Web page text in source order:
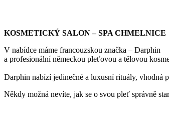
KOSMETICKÝ SALON – SPA CHMELNICE
V nabídce máme francouzskou značka – Darphin
a profesionální německou pleťovou a tělovou
Darphin nabízí jedinečné a luxusní rituály, vhodná
Někdy možná nevíte, jak se o svou pleť správně